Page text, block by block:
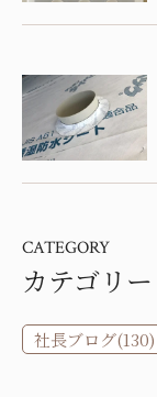
CATEGORY
カテゴリー
社長ブログ(130)